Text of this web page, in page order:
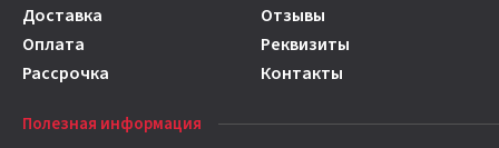
Доставка
Отзывы
Оплата
Реквизиты
Рассрочка
Контакты
Полезная информация